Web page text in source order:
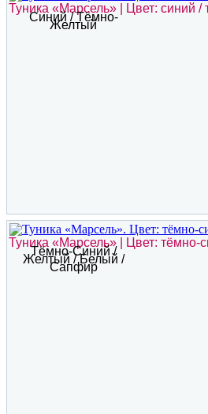
Туника «Марсель» | Цвет: синий /
Синий / Тёмно-
Желтый
Туника «Марсель» | Цвет:
Тёмно-Синий /
Желтый / Белый /
Сапфир